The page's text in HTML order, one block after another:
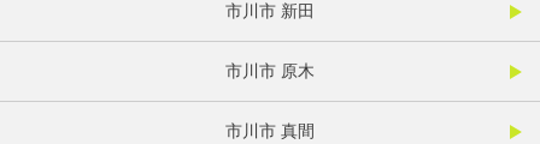
市川市 新田
市川市 原木
市川市 真間